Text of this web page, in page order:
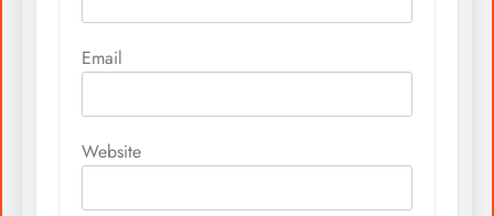
Email
Website